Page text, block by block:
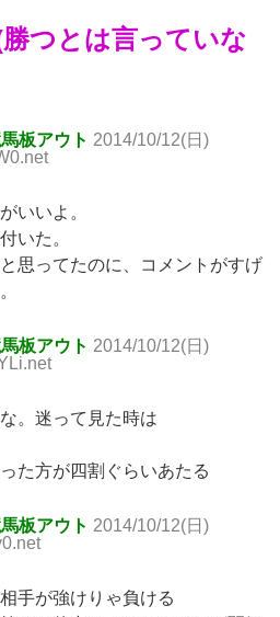
つとは言っていな
板アウト 2014/10/12(日)
いいよ。
いた。
思ってたのに、コメントがすげ
板アウト 2014/10/12(日)
。迷って見た時は
た方が四割ぐらいあたる
板アウト 2014/10/12(日)
手が強けりゃ負ける